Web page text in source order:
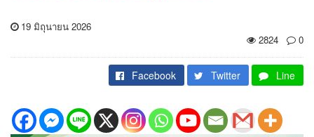
19 มิถุนายน 2026
2824
0
Facebook Twitter Line